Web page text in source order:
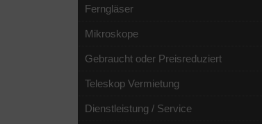
Ferngläser
Mikroskope
Gebraucht oder Preisreduziert
Teleskop Vermietung
Dienstleistung / Service